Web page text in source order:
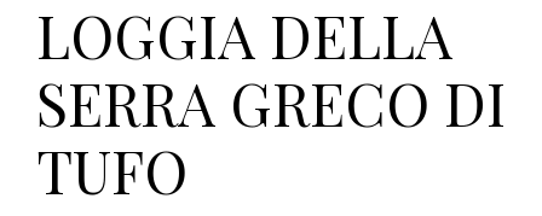
LOGGIA DELLA
SERRA GRECO DI
TUFO